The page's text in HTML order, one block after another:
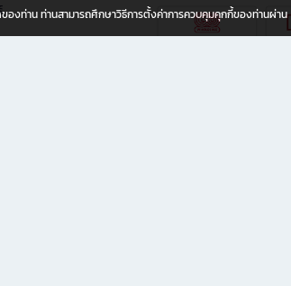
องท่าน ท่านสามารถศึกษาวิธีการตั้งค่าการควบคุมคุกกี้ของท่านผ่าน